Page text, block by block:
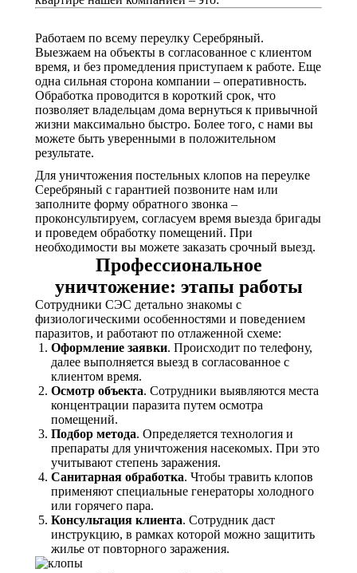
Работаем по всему переулку Серебряный.
Выезжаем на объекты в согласованное с клиентом
время, и без промедления приступаем к работе. Еще
одна сильная сторона компании – оперативность.
Обработка проводится в короткий срок, что
позволяет владельцам дома вернуться к привычной
жизни максимально быстро. Более того, с нами вы
можете быть уверенными в положительном
результате.
Для уничтожения постельных клопов на переулке
Серебряный с гарантией позвоните нам или
заполните форму обратного звонка –
проконсультируем, согласуем время выезда бригады
и проведем обработку помещений. При
необходимости вы можете заказать срочный выезд.
Профессиональное
уничтожение: этапы работы
Сотрудники СЭС детально знакомы с
физиологическими особенностями и поведением
паразитов, и работают по отлаженной схеме:
Оформление заявки. Происходит по телефону,
далее выполняется выезд в согласованное с
клиентом время.
Осмотр объекта. Сотрудники выявляются места
концентрации паразита путем осмотра
помещений.
Подбор метода. Определяется технология и
препараты для уничтожения насекомых. При это
учитывают степень заражения.
Санитарная обработка. Чтобы травить клопов
применяют специальные генераторы холодного
или горячего пара.
Консультация клиента. Сотрудник даст
инструкцию, в рамках которой можно защитить
жилье от повторного заражения.